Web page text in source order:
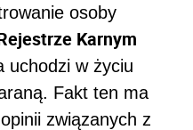
osoby
Karnym
uchodzi w życiu
Fakt ten ma
związanych z